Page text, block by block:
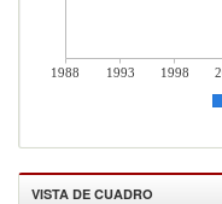
1988 1993 1998
VISTA DE CUADRO